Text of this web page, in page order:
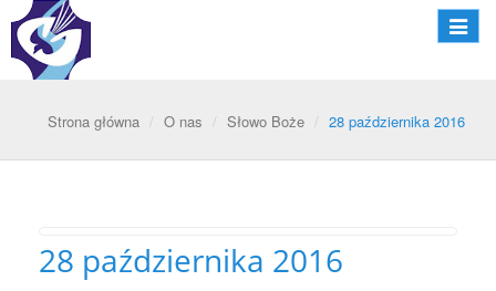
Strona główna O nas Słowo Boże 28 października 2016
28 października 2016